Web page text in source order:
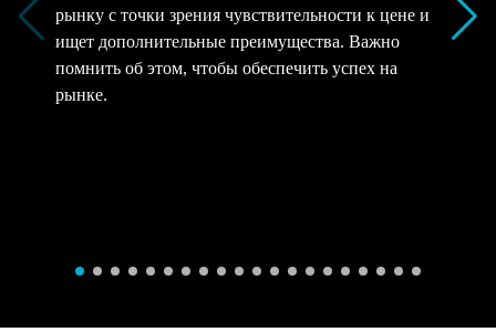
рынку с точки зрения чувствительности к цене и
ищет дополнительные преимущества. Важно
помнить об этом, чтобы обеспечить успех на
рынке.